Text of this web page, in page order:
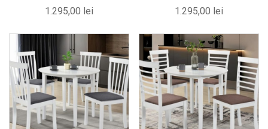
1.295,00 lei
1.295,00 lei